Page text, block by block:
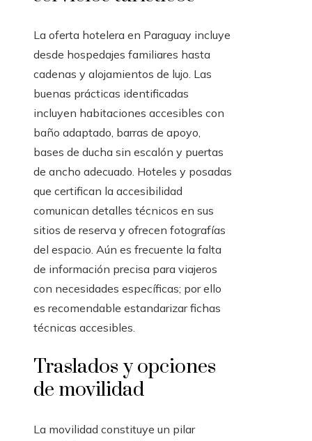
La oferta hotelera en Paraguay incluye
desde hospedajes familiares hasta
cadenas y alojamientos de lujo. Las
buenas prácticas identificadas
incluyen habitaciones accesibles con
baño adaptado, barras de apoyo,
bases de ducha sin escalón y puertas
de ancho adecuado. Hoteles y posadas
que certifican la accesibilidad
comunican detalles técnicos en sus
sitios de reserva y ofrecen fotografías
del espacio. Aún es frecuente la falta
de información precisa para viajeros
con necesidades específicas; por ello
es recomendable estandarizar fichas
técnicas accesibles.
Traslados y opciones
de movilidad
La movilidad constituye un pilar